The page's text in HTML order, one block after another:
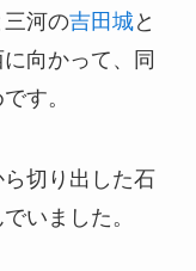
三河の吉田城と
向かって、同
す。
切り出した石
いました。